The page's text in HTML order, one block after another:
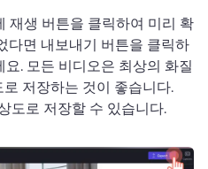
재생 버튼을 클릭하여 미리 확
다면 내보내기 버튼을 클릭하
요. 모든 비디오은 최상의 화질
저장하는 것이 좋습니다.
도로 저장할 수 있습니다.